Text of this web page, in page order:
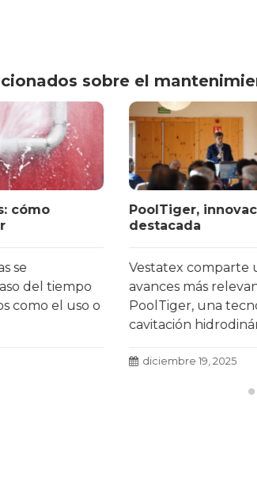
sobre el
tiempo
el uso o
PoolTiger, innovación
destacada
Vestatex comparte uno
avances más relevantes
PoolTiger, una tecnología
cavitación hidrodinámica
Turisme con resultados un
diciembre 19, 2025